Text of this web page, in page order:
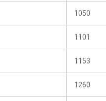
1050
1101
1153
1260